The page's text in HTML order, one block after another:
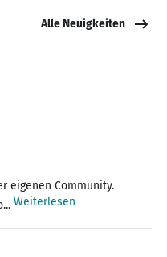
Alle Neuigkeiten
eigenen Community.
Weiterlesen